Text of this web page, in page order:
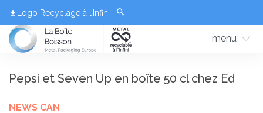
Logo Recyclage à l’Infini
menu
Pepsi et Seven Up en boîte 50 cl chez Ed
NEWS CAN